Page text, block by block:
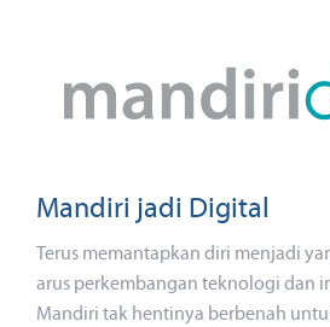
Mandiri jadi Digital
Terus memantapkan diri menjadi
arus perkembangan teknologi dan
Mandiri tak hentinya berbenah